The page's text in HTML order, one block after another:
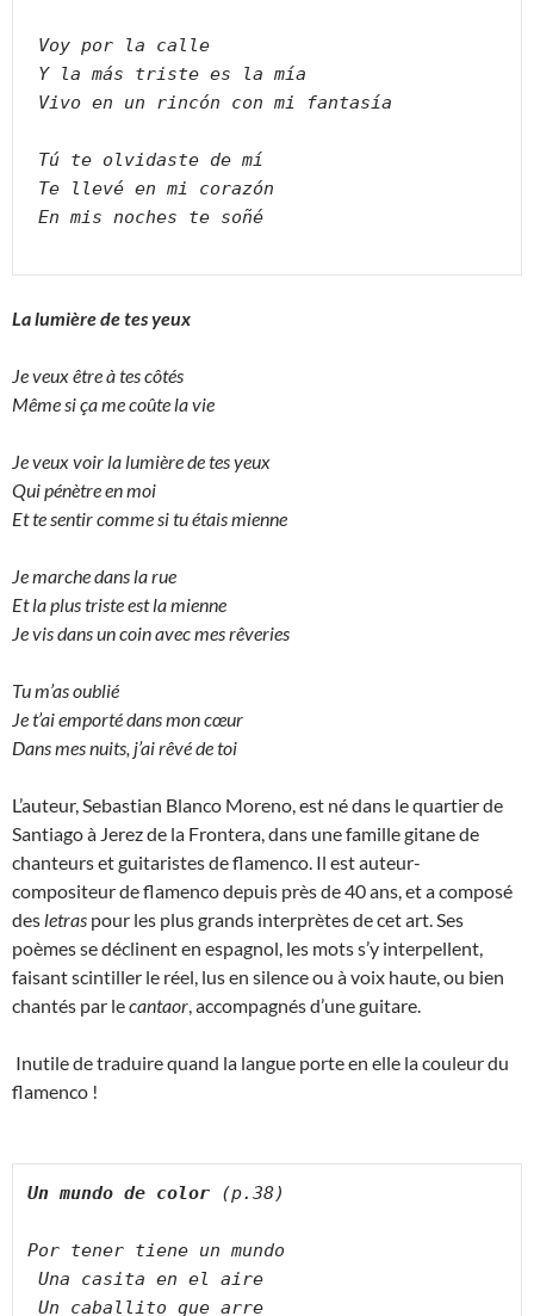
Voy por la calle
Y la más triste es la mía
Vivo en un rincón con mi fantasía
Tú te olvidaste de mí
Te llevé en mi corazón
En mis noches te soñé
La lumière de tes yeux
Je veux être à tes côtés
Même si ça me coûte la vie
Je veux voir la lumière de tes yeux
Qui pénètre en moi
Et te sentir comme si tu étais mienne
Je marche dans la rue
Et la plus triste est la mienne
Je vis dans un coin avec mes rêveries
Tu m’as oublié
Je t’ai emporté dans mon cœur
Dans mes nuits, j’ai rêvé de toi
L’auteur, Sebastian Blanco Moreno, est né dans le quartier de
Santiago à Jerez de la Frontera, dans une famille gitane de
chanteurs et guitaristes de flamenco. Il est auteur-
compositeur de flamenco depuis près de 40 ans, et a composé
des letras pour les plus grands interprètes de cet art. Ses
poèmes se déclinent en espagnol, les mots s’y interpellent,
faisant scintiller le réel, lus en silence ou à voix haute, ou bien
chantés par lecantaor , accompagnés d’une guitare.
Inutile de traduire quand la langue porte en elle la couleur du
flamenco !
Un mundo de color (p.38)
Por tener tiene un mundo
Una casita en el aire
Un caballito que arre